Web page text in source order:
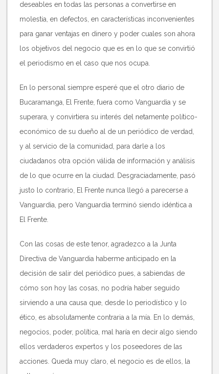
deseables en todas las personas a convertirse en
molestia, en defectos, en características inconvenientes
para ganar ventajas en dinero y poder cuales son ahora
los objetivos del negocio que es en lo que se convirtió
el periodismo en el caso que nos ocupa.
En lo personal siempre esperé que el otro diario de
Bucaramanga, El Frente, fuera como Vanguardia y se
superara, y convirtiera su interés del netamente político-
económico de su dueño al de un periódico de verdad,
y al servicio de la comunidad, para darle a los
ciudadanos otra opción válida de información y análisis
de lo que ocurre en la ciudad. Desgraciadamente, pasó
justo lo contrario, El Frente nunca llegó a parecerse a
Vanguardia, pero Vanguardia terminó siendo idéntica a
El Frente.
Con las cosas de este tenor, agradezco a la Junta
Directiva de Vanguardia haberme anticipado en la
decisión de salir del periódico pues, a sabiendas de
cómo son hoy las cosas, no podría haber seguido
sirviendo a una causa que, desde lo periodístico y lo
ético, es absolutamente contraria a la mía. En lo demás,
negocios, poder, política, mal haría en decir algo siendo
ellos verdaderos expertos y los poseedores de las
acciones. Queda muy claro, el negocio es de ellos, la